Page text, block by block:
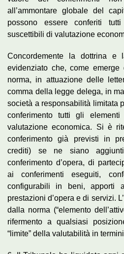
all’ammontare globale del
possono essere conferiti
suscettibili di valutazione
Concordemente la dottrina e
evidenziato che, come
norma, in attuazione delle
comma della legge delega, in
società a responsabilità limitata
conferimento tutti gli elementi
valutazione economica. Si è
conferimento già previsti in
crediti) se ne siano
conferimento d’opera, di
ai conferimenti eseguiti,
configurabili in beni, apporti
prestazioni d’opera e di servizi.
dalla norma (“elemento
rifermento a qualsiasi
“limite” della valutabilità in